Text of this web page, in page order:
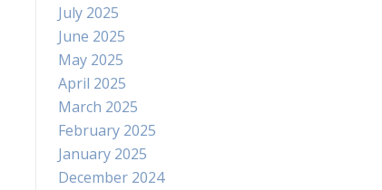
July 2025
June 2025
May 2025
April 2025
March 2025
February 2025
January 2025
December 2024